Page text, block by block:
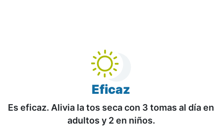
Eficaz
Es eficaz. Alivia la tos seca con 3 tomas al día en
adultos y 2 en niños.